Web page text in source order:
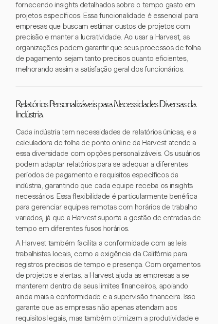
fornecendo insights detalhados sobre o tempo gasto em
projetos específicos. Essa funcionalidade é essencial para
empresas que buscam estimar custos de projetos com
precisão e manter a lucratividade. Ao usar a Harvest, as
organizações podem garantir que seus processos de folha
de pagamento sejam tanto precisos quanto eficientes,
melhorando assim a satisfação geral dos funcionários.
Relatórios Personalizáveis para Necessidades Diversas da
Indústria
Cada indústria tem necessidades de relatórios únicas, e a
calculadora de folha de ponto online da Harvest atende a
essa diversidade com opções personalizáveis. Os usuários
podem adaptar relatórios para se adequar a diferentes
períodos de pagamento e requisitos específicos da
indústria, garantindo que cada equipe receba os insights
necessários. Essa flexibilidade é particularmente benéfica
para gerenciar equipes remotas com horários de trabalho
variados, já que a Harvest suporta a gestão de entradas de
tempo em diferentes fusos horários.
A Harvest também facilita a conformidade com as leis
trabalhistas locais, como a exigência da Califórnia para
registros precisos de tempo e presença. Com orçamentos
de projetos e alertas, a Harvest ajuda as empresas a se
manterem dentro de seus limites financeiros, apoiando
ainda mais a conformidade e a supervisão financeira. Isso
garante que as empresas não apenas atendam aos
requisitos legais, mas também otimizem a produtividade e